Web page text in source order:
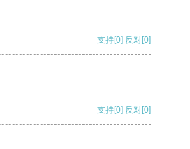
支持[0] 反对[0]
支持[0] 反对[0]